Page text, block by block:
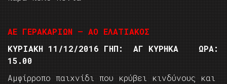
ΑΕ ΓΕΡΑΚΑΡΙΩΝ – ΑΟ ΕΛΑΤΙΑΚΟΣ
ΚΥΡΙΑΚΗ 11/12/2016 ΓΗΠ: ΑΓ ΚΥΡΗΚΑ ΩΡΑ:
15.00
Αμφίρροπο παιχνίδι που κρύβει κινδύνους και